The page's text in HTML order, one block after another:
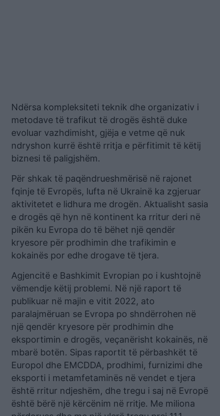
Ndërsa kompleksiteti teknik dhe organizativ i
metodave të trafikut të drogës është duke
evoluar vazhdimisht, gjëja e vetme që nuk
ndryshon kurrë është rritja e përfitimit të këtij
biznesi të paligjshëm.
Për shkak të paqëndrueshmërisë në rajonet
fqinje të Evropës, lufta në Ukrainë ka zgjeruar
aktivitetet e lidhura me drogën. Aktualisht sasia
e drogës që hyn në kontinent ka rritur deri në
pikën ku Evropa do të bëhet një qendër
kryesore për prodhimin dhe trafikimin e
kokainës por edhe drogave të tjera.
Agjencitë e Bashkimit Evropian po i kushtojnë
vëmendje këtij problemi. Në një raport të
publikuar në majin e vitit 2022, ato
paralajmëruan se Evropa po shndërrohen në
një qendër kryesore për prodhimin dhe
eksportimin e drogës, veçanërisht kokainës, në
mbarë botën. Sipas raportit të përbashkët të
Europol dhe EMCDDA, prodhimi, furnizimi dhe
eksporti i metamfetaminës në vendet e tjera
është rritur ndjeshëm, dhe tregu i saj në Evropë
është bërë një kërcënim në rritje. Me miliona